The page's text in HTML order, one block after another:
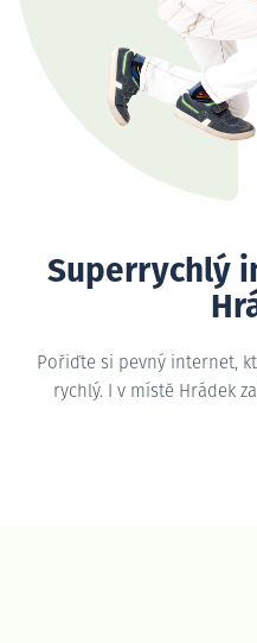
Superrychlý
Pořiďte si pevný internet,
rychlý. I v místě Hrádek